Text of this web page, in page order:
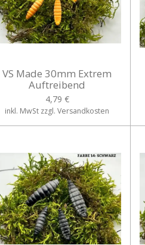
VS Made 30mm Extrem
Auftreibend
4,79 €
inkl. MwSt zzgl. Versandkosten